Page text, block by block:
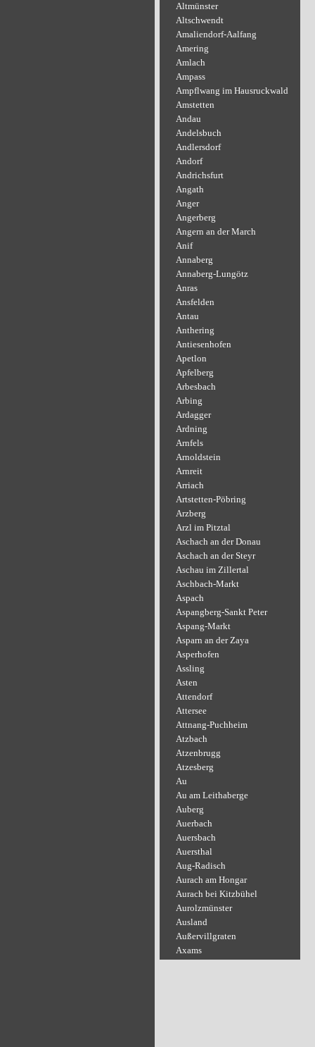
Altmünster
Altschwendt
Amaliendorf-Aalfang
Amering
Amlach
Ampass
Ampflwang im Hausruckwald
Amstetten
Andau
Andelsbuch
Andlersdorf
Andorf
Andrichsfurt
Angath
Anger
Angerberg
Angern an der March
Anif
Annaberg
Annaberg-Lungötz
Anras
Ansfelden
Antau
Anthering
Antiesenhofen
Apetlon
Apfelberg
Arbesbach
Arbing
Ardagger
Ardning
Arnfels
Arnoldstein
Arnreit
Arriach
Artstetten-Pöbring
Arzberg
Arzl im Pitztal
Aschach an der Donau
Aschach an der Steyr
Aschau im Zillertal
Aschbach-Markt
Aspach
Aspangberg-Sankt Peter
Aspang-Markt
Asparn an der Zaya
Asperhofen
Assling
Asten
Attendorf
Attersee
Attnang-Puchheim
Atzbach
Atzenbrugg
Atzesberg
Au
Au am Leithaberge
Auberg
Auerbach
Auersbach
Auersthal
Aug-Radisch
Aurach am Hongar
Aurach bei Kitzbühel
Aurolzmünster
Ausland
Außervillgraten
Axams